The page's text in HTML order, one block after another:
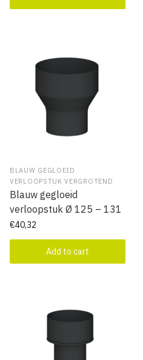
BLAUW GEGLOEID
VERLOOPSTUK VERGROTEND
Blauw gegloeid
verloopstuk Ø 125 – 131
€40,32
Add to cart